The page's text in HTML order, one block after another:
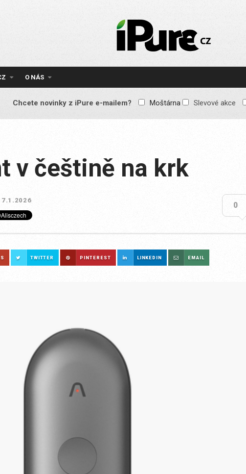
IPURE.CZ
Prémiový Apple e-
reklamy, žádné
obsah pro všechny
O NÁS
Chcete novinky z iPure e-mailem? Moštárna Slevové akce
v češtině na krk
7.1.2026
0
TWITTER PINTEREST LINKEDIN EMAIL